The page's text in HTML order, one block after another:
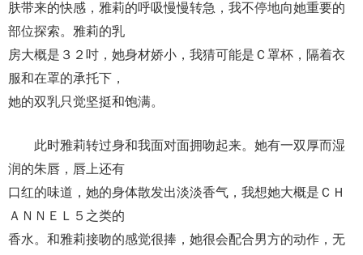
肤带来的快感，雅莉的呼吸慢慢转急，我不停地向她重要的
部位探索。雅莉的乳
房大概是３２吋，她身材娇小，我猜可能是Ｃ罩杯，隔着衣
服和在罩的承托下，
她的双乳只觉坚挺和饱满。
此时雅莉转过身和我面对面拥吻起来。她有一双厚而湿
润的朱唇，唇上还有
口红的味道，她的身体散发出淡淡香气，我想她大概是ＣＨ
ＡＮＮＥＬ５之类的
香水。和雅莉接吻的感觉很捧，她很会配合男方的动作，无